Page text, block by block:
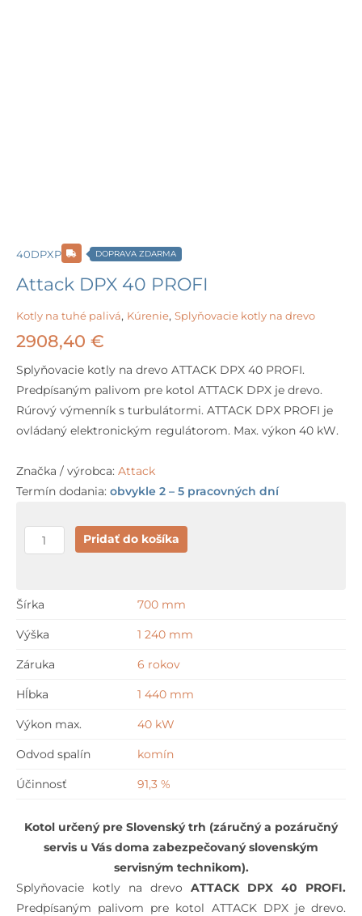
40DPXP DOPRAVA ZDARMA
Attack DPX 40 PROFI
Kotly na tuhé palivá, Kúrenie, Splyňovacie kotly na drevo
2908,40 €
Splyňovacie kotly na drevo ATTACK DPX 40 PROFI.
Predpísaným palivom pre kotol ATTACK DPX je drevo.
Rúrový výmenník s turbulátormi. ATTACK DPX PROFI je
ovládaný elektronickým regulátorom. Max. výkon 40 kW.
Značka / výrobca: Attack
Termín dodania: obvykle 2 – 5 pracovných dní
množstvo
Attack
Pridať do košíka
Šírka 700 mm
Výška 1 240 mm
Záruka 6 rokov
Hĺbka 1 440 mm
Výkon max. 40 kW
Odvod spalín komín
Účinnosť 91,3 %
Kotol určený pre Slovenský trh (záručný a pozáručný
servis u Vás doma zabezpečovaný slovenským
servisným technikom).
Splyňovacie kotly na drevo ATTACK DPX 40 PROFI.
Predpísaným palivom pre kotol ATTACK DPX je drevo.